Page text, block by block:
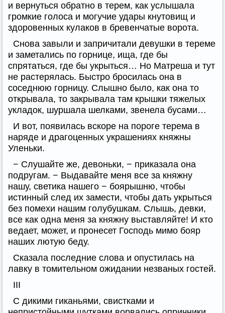
и вернуться обратно в терем, как услышала
громкие голоса и могучие удары кнутовищ и
здоровенных кулаков в бревенчатые ворота.
Снова завыли и запричитали девушки в тереме
и заметались по горнице, ища, где бы
спрятаться, где бы укрыться… Но Матреша и тут
не растерялась. Быстро бросилась она в
соседнюю горницу. Слышно было, как она то
открывала, то закрывала там крышки тяжелых
укладок, шуршала шелками, звенела бусами…
И вот, появилась вскоре на пороге терема в
наряде и драгоценных украшениях княжны
Уленьки.
− Слушайте же, девоньки, − приказала она
подругам. − Выдавайте меня все за княжну
нашу, светика нашего − боярышню, чтобы
истинный след их замести, чтобы дать укрыться
без помехи нашим голубушкам. Слышь, девки,
все как одна меня за княжну выставляйте! И кто
ведает, может, и пронесет Господь мимо бояр
наших лютую беду.
Сказала последние слова и опустилась на
лавку в томительном ожидании незваных гостей.
III
С дикими гиканьями, свистками и